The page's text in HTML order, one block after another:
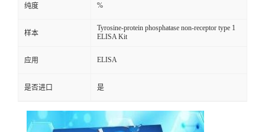
纯度 %
样本
Tyrosine-protein phosphatase non-receptor type 1
ELISA Kit
应用 ELISA
是否进口 是